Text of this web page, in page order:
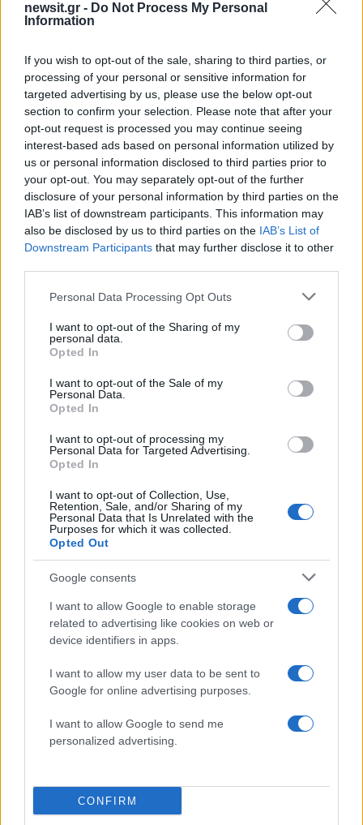
newsit.gr - Do Not Process My Personal
Information
If you wish to opt-out of the sale, sharing to third parties, or
processing of your personal or sensitive information for
targeted advertising by us, please use the below opt-out
section to confirm your selection. Please note that after your
opt-out request is processed you may continue seeing
interest-based ads based on personal information utilized by
us or personal information disclosed to third parties prior to
your opt-out. You may separately opt-out of the further
disclosure of your personal information by third parties on the
IAB’s list of downstream participants. This information may
also be disclosed by us to third parties on the IAB’s List of
Downstream Participants that may further disclose it to other
Please note that this website/app uses one or more Google
not limited to your visit or usage behaviour. You may click to
grant or deny consent to Google and its third-party tags to
use your data for below specified purposes in below Google
consent section.
Personal Data Processing Opt Outs
I want to opt-out of the Sharing of my
personal data.
Opted In
I want to opt-out of the Sale of my
Personal Data.
Opted In
I want to opt-out of processing my
Personal Data for Targeted Advertising.
Opted In
I want to opt-out of Collection, Use,
Retention, Sale, and/or Sharing of my
Personal Data that Is Unrelated with the
Purposes for which it was collected.
Opted Out
Google consents
I want to allow Google to enable storage
related to advertising like cookies on web or
device identifiers in apps.
I want to allow my user data to be sent to
Google for online advertising purposes.
I want to allow Google to send me
personalized advertising.
CONFIRM
Σχόλια
Σχολίασε εδώ
50 /50
Υποβολή σχολίου
. Το site προστατεύεται από reCAPTCHA, ισχύουν
Πολιτική Απορρήτου&Όροι Χρήσηςτης Google.
Lifestyle
ΓΡΗΓΟΡΗΣ ΑΡΝΑΟΥΤΟΓΛΟΥ
Ακολουθήστε το Νewsit.gr στο
Οι 6 όροι «φωτιά» του Ιράν
στις ΗΠΑ για τα Στενά του
Ορμούζ - «Ποτέ δεν θα
κάνουμε πίσω, είτε σε
πόλεμο είτε σε
διαπραγματεύσεις»
Τραγωδία στην
4χρονος βρέθηκε
σε πισίνα